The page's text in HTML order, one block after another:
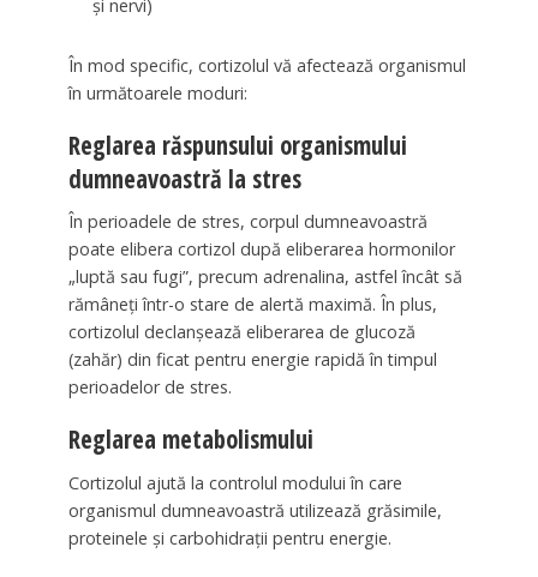
și nervi)
În mod specific, cortizolul vă afectează organismul
în următoarele moduri:
Reglarea răspunsului organismului
dumneavoastră la stres
În perioadele de stres, corpul dumneavoastră
poate elibera cortizol după eliberarea hormonilor
„luptă sau fugi”, precum adrenalina, astfel încât să
rămâneți într-o stare de alertă maximă. În plus,
cortizolul declanșează eliberarea de glucoză
(zahăr) din ficat pentru energie rapidă în timpul
perioadelor de stres.
Reglarea metabolismului
Cortizolul ajută la controlul modului în care
organismul dumneavoastră utilizează grăsimile,
proteinele și carbohidrații pentru energie.